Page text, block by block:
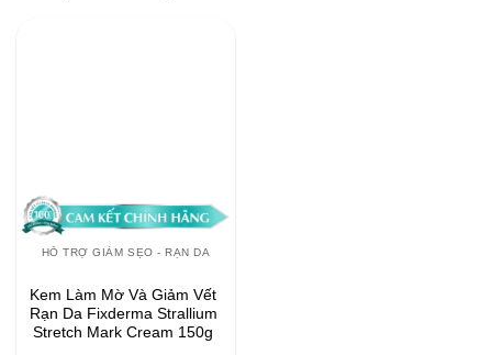
HỖ TRỢ GIẢM SẸO - RẠN DA
Kem Làm Mờ Và Giảm Vết
Rạn Da Fixderma Strallium
Stretch Mark Cream 150g